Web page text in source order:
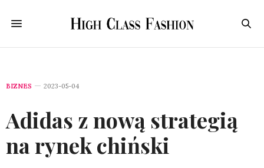
BIZNES 2023-05-04
Adidas z nową strategią
na rynek chiński